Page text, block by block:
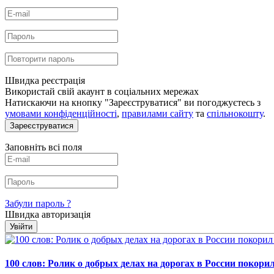
Швидка реєстрація
Використай свій акаунт в соціальних мережах
Натискаючи на кнопку "Зареєструватися" ви погоджуєтесь з
умовами конфіденційності, правилами сайту та спільнокошту.
Зареєструватися
Заповніть всі поля
Забули пароль ?
Швидка авторизація
Увійти
100 слов: Ролик о добрых делах на дорогах в России